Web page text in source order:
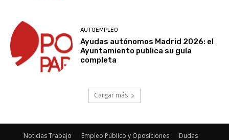
AUTOEMPLEO
Ayudas autónomos Madrid 2026: el
Ayuntamiento publica su guía
completa
Cargar más
Noticias Trabajo Empleo Público y Oposiciones Dudas